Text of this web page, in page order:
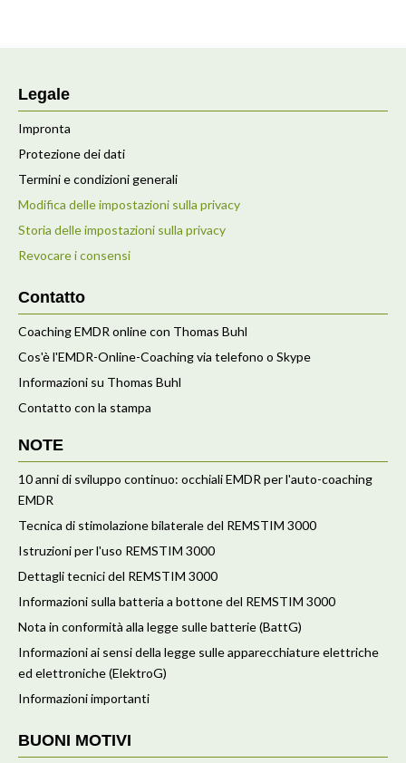
Legale
Impronta
Protezione dei dati
Termini e condizioni generali
Modifica delle impostazioni sulla privacy
Storia delle impostazioni sulla privacy
Revocare i consensi
Contatto
Coaching EMDR online con Thomas Buhl
Cos'è l'EMDR-Online-Coaching via telefono o Skype
Informazioni su Thomas Buhl
Contatto con la stampa
NOTE
10 anni di sviluppo continuo: occhiali EMDR per l'auto-coaching
EMDR
Tecnica di stimolazione bilaterale del REMSTIM 3000
Istruzioni per l'uso REMSTIM 3000
Dettagli tecnici del REMSTIM 3000
Informazioni sulla batteria a bottone del REMSTIM 3000
Nota in conformità alla legge sulle batterie (BattG)
Informazioni ai sensi della legge sulle apparecchiature elettriche
ed elettroniche (ElektroG)
Informazioni importanti
BUONI MOTIVI